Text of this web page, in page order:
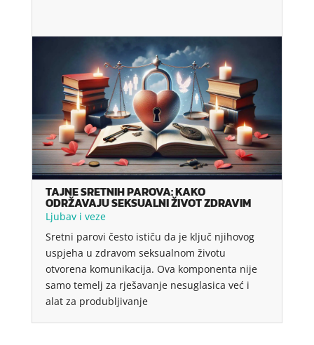
TAJNE SRETNIH PAROVA: KAKO
ODRŽAVAJU SEKSUALNI ŽIVOT ZDRAVIM
Ljubav i veze
Sretni parovi često ističu da je ključ njihovog
uspjeha u zdravom seksualnom životu
otvorena komunikacija. Ova komponenta nije
samo temelj za rješavanje nesuglasica već i
alat za produbljivanje